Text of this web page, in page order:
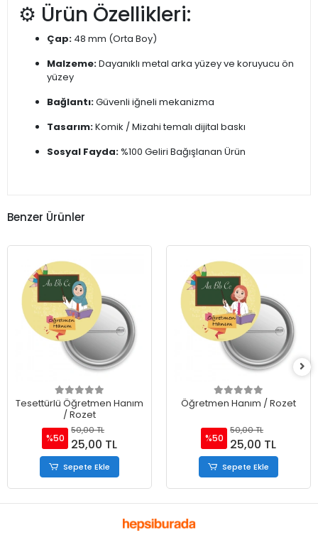
⚙️ Ürün Özellikleri:
Çap: 48 mm (Orta Boy)
Malzeme:Dayanıklı metal arka yüzey ve koruyucu ön
yüzey
Bağlantı:Güvenli iğneli mekanizma
Tasarım:Komik / Mizahi temalı dijital baskı
Sosyal Fayda: %100 Geliri Bağışlanan Ürün
Benzer Ürünler
Tesettürlü Öğretmen Hanım
/ Rozet
%50
50,00 TL
25,00 TL
Sepete Ekle
Öğretmen Hanım / Rozet
%50
50,00 TL
25,00 TL
Sepete Ekle